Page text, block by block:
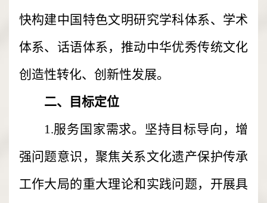
快构建中国特色文明研究学科体系、学术
体系、话语体系，推动中华优秀传统文化
创造性转化、创新性发展。
二、目标定位
1.服务国家需求。坚持目标导向，增
强问题意识，聚焦关系文化遗产保护传承
工作大局的重大理论和实践问题，开展具